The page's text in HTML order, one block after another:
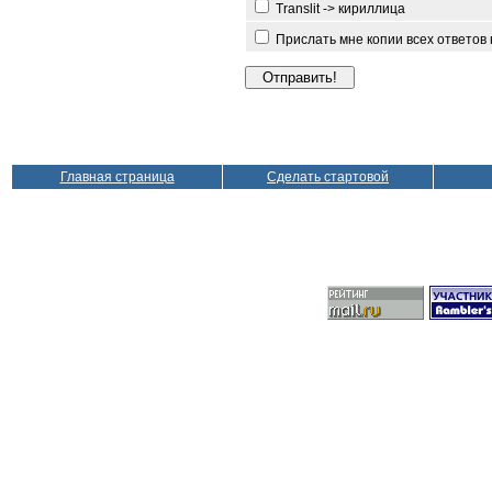
Translit -> кириллица
Прислать мне копии всех
Главная страница Сделать стартовой